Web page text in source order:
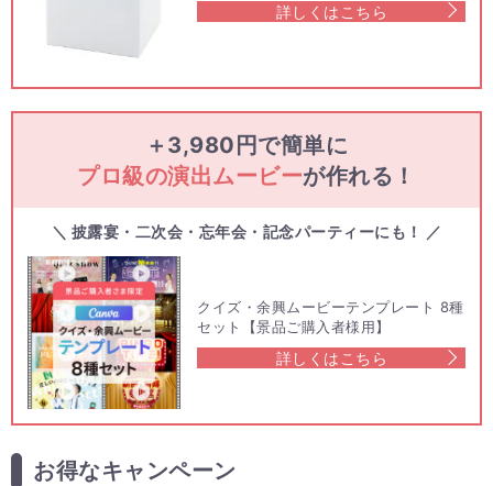
詳しくはこちら
＋3,980円で簡単に
プロ級の演出ムービーが作れる！
＼ 披露宴・二次会・忘年会・記念パーティーにも！ ／
クイズ・余興ムービーテンプレート 8種
セット【景品ご購入者様用】
詳しくはこちら
お得なキャンペーン